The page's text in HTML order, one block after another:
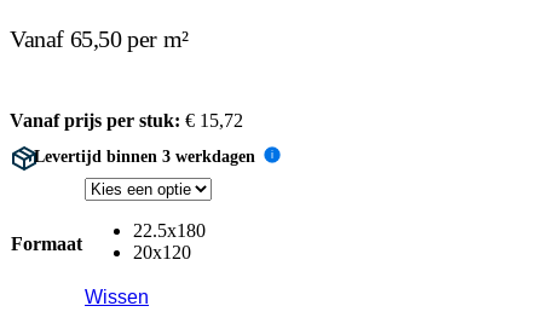
Vanaf 65,50 per m²
Vanaf prijs per stuk: € 15,72
Levertijd binnen 3 werkdagen i
Formaat
22.5x180
20x120
Wissen